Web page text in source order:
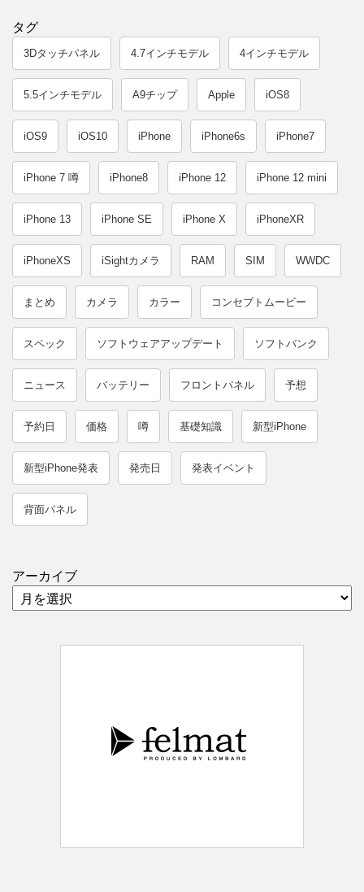
タグ
3Dタッチパネル 4.7インチモデル 4インチモデル
5.5インチモデル A9チップ Apple iOS8
iOS9 iOS10 iPhone iPhone6s iPhone7
iPhone 7 噂 iPhone8 iPhone 12 iPhone 12 mini
iPhone 13 iPhone SE iPhone X iPhoneXR
iPhoneXS iSightカメラ RAM SIM WWDC
まとめ カメラ カラー コンセプトムービー
スペック ソフトウェアアップデート ソフトバンク
ニュース バッテリー フロントパネル 予想
予約日 価格 噂 基礎知識 新型iPhone
新型iPhone発表 発売日 発表イベント
背面パネル
アーカイブ